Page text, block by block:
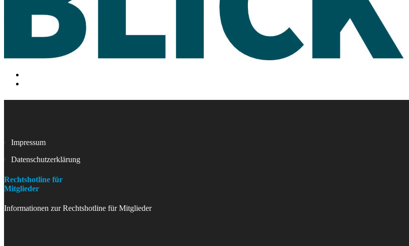
Impressum
Datenschutzerklärung
Rechtshotline für
Mitglieder
Informationen zur Rechtshotline für Mitglieder